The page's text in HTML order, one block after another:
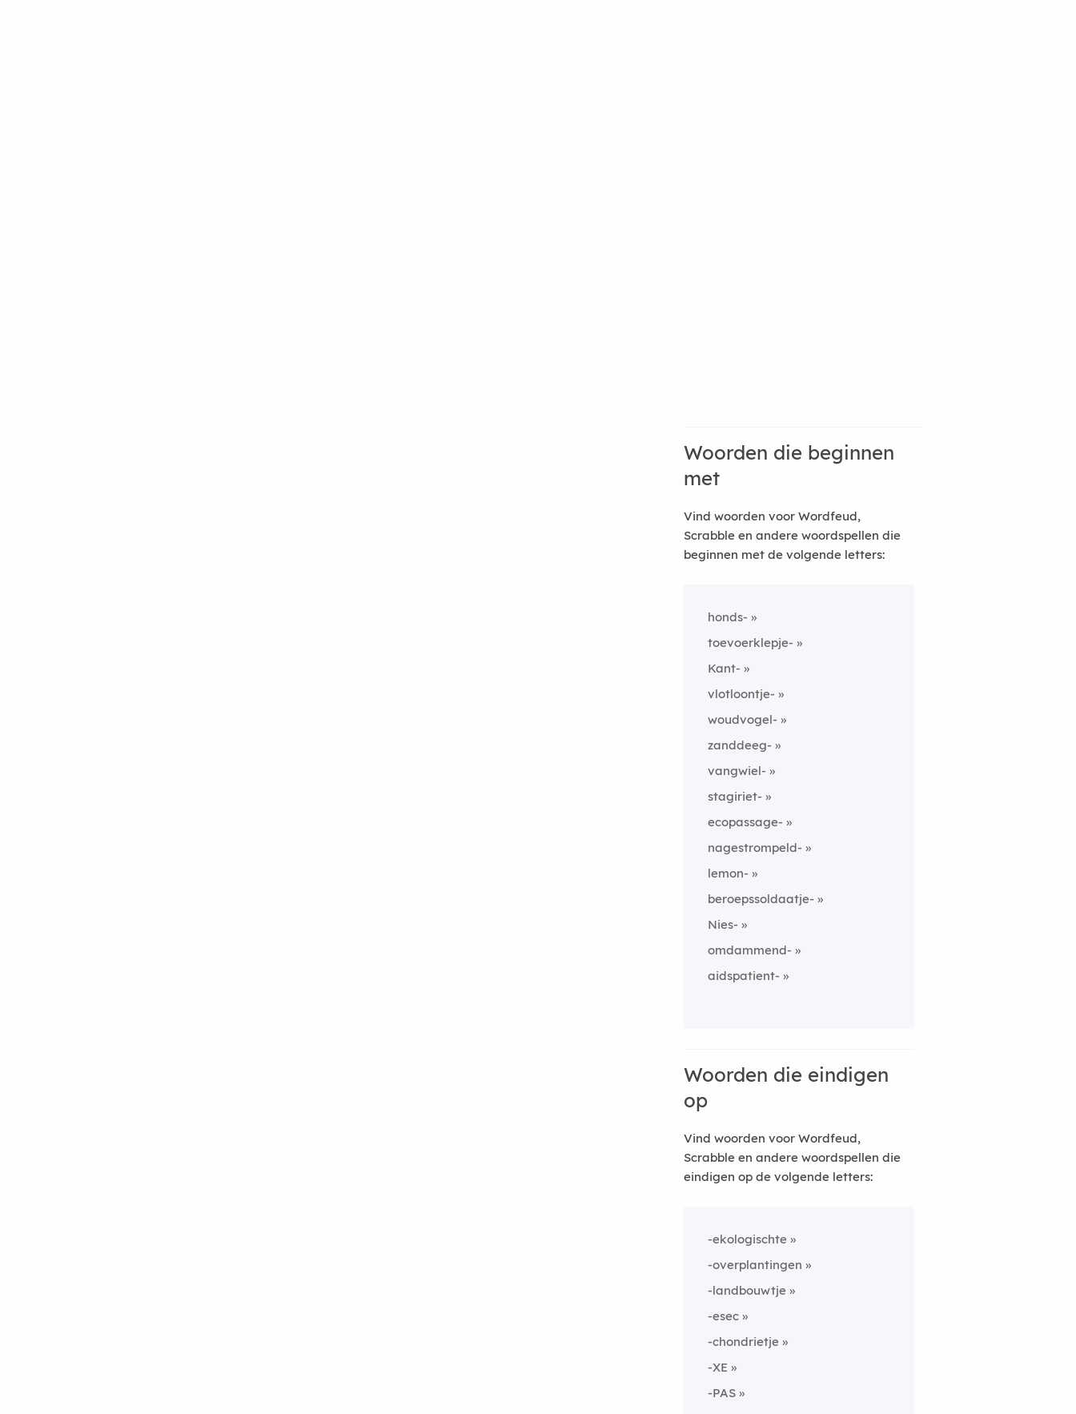
Woorden die beginnen
met
Vind woorden voor Wordfeud,
Scrabble en andere woordspellen die
beginnen met de volgende letters:
honds-
toevoerklepje-
Kant-
vlotloontje-
woudvogel-
zanddeeg-
vangwiel-
stagiriet-
ecopassage-
nagestrompeld-
lemon-
beroepssoldaatje-
Nies-
omdammend-
aidspatient-
Woorden die eindigen
op
Vind woorden voor Wordfeud,
Scrabble en andere woordspellen die
eindigen op de volgende letters:
-ekologischte
-overplantingen
-landbouwtje
-esec
-chondrietje
-XE
-PAS